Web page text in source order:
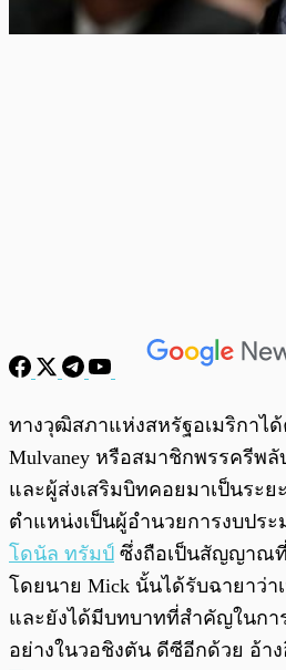
พร้อมเล่น
ทางวุฒิสภาแห่งสหรัฐอเมริกาไ
Mulvaney หรือสมาชิกพรรครีพ
และผู้ส่งเสริมบิทคอยมาเป็นระย
ตำแหน่งเป็นผู้อำนวยการงบปร
โดนัล ทรัมป์ ซึ่งถือเป็นสัญญาณ
โดยนาย Mick นั้นได้รับฉายาว่า
และยังได้มีบทบาทที่สำคัญในกา
อย่างในวอชิงตัน ดีซีอีกด้วย อ้าง